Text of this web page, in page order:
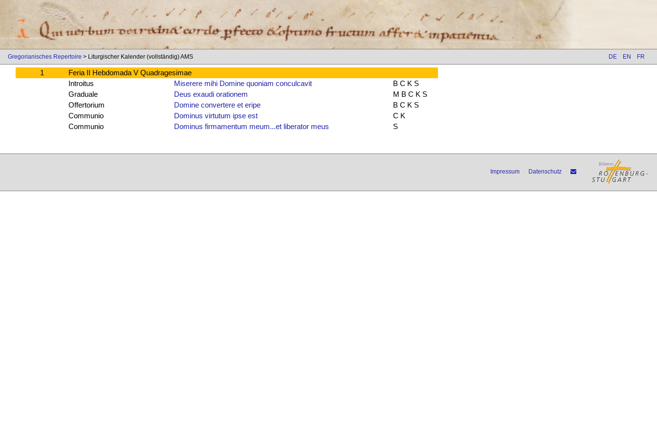
Gregorianisches Repertoire > Liturgischer Kalender (vollständig) AMS DE EN FR
1
Feria II Hebdomada V Quadragesimae
Introitus
Miserere mihi Domine quoniam conculcavit
B C K S
Graduale
Deus exaudi orationem
M B C K S
Offertorium
Domine convertere et eripe
B C K S
Communio
Dominus virtutum ipse est
C K
Communio
Dominus firmamentum meum...et liberator meus S
Impressum Datenschutz